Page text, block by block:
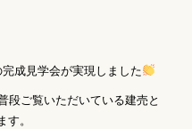
成見学会が実現しました
段ご覧いただいている建売と
。